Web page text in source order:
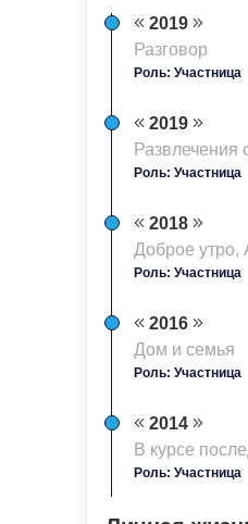
2019
Разговор
Роль: Участница
2019
Развлечения
Роль: Участница
2018
Доброе утро,
Роль: Участница
2016
Дом и семья
Роль: Участница
2014
B кyрсе
Роль: Участница